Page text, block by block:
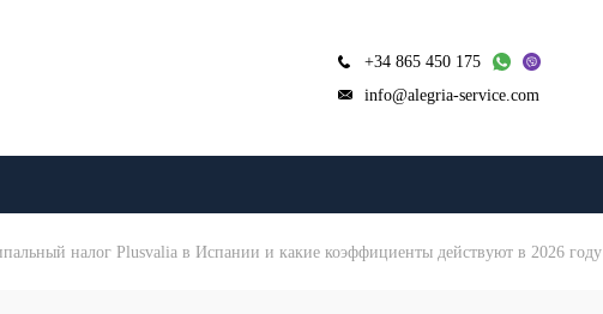
+34 865 450 175
info@alegria-service.com
налог Plusvalia в Испании и какие коэффициенты действуют в 2026 году